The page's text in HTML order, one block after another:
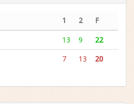
1 2
F
13 9
22
7 13 20